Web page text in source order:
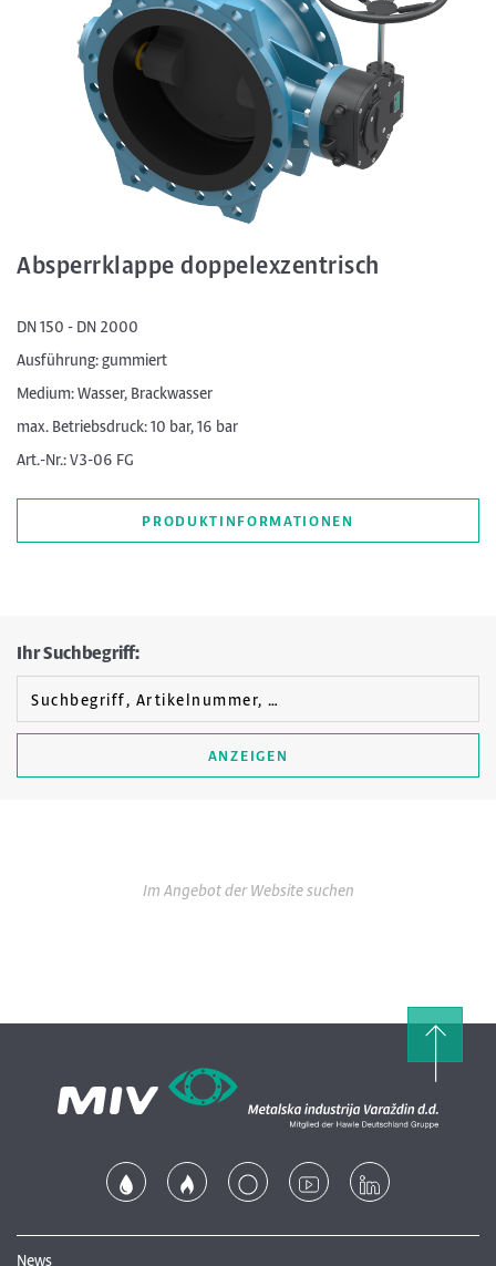
Absperrklappe doppelexzentrisch
DN 150 - DN 2000
Ausführung: gummiert
Medium: Wasser, Brackwasser
max. Betriebsdruck: 10 bar, 16 bar
Art.-Nr.: V3-06 FG
PRODUKTINFORMATIONEN
Ihr Suchbegriff:
ANZEIGEN
Im Angebot der Website suchen
News